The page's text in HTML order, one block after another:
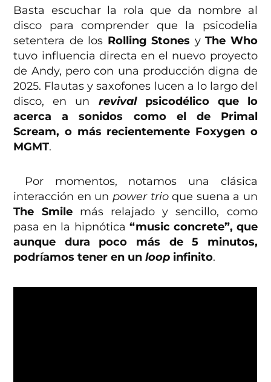
Basta escuchar la rola que da nombre al
disco para comprender que la psicodelia
setentera de los Rolling Stones yThe Who
tuvo influencia directa en el nuevo proyecto
de Andy, pero con una producción digna de
2025. Flautas y saxofones lucen a lo largo del
disco, en un revival psicodélico que lo
acerca a sonidos como el de Primal
Scream, o más recientemente Foxygen o
MGMT.
Por momentos, notamos una clásica
interacción en un power trioque suena a un
The Smilemás relajado y sencillo, como
pasa en la hipnótica “music concrete”, que
aunque dura poco más de 5 minutos,
podríamos tener en unloop infinito.